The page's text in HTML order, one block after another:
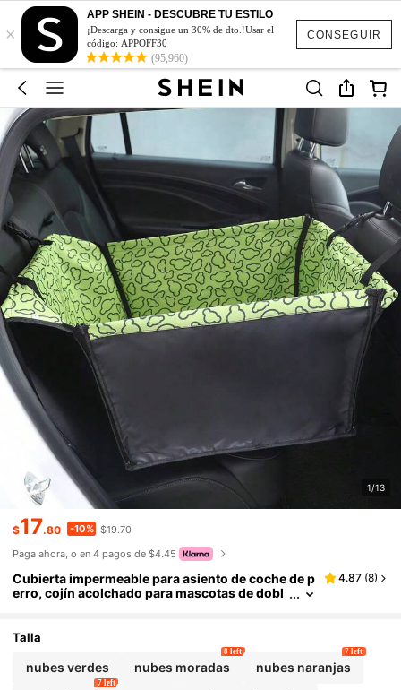
CONSEGUIR
×
APP SHEIN - DESCUBRE TU ESTILO
¡Descarga y consigue un 30% de dto.!Usar el
código: APPOFF30
(95,960)
1/13
$17.80 -10% $19.70
Paga ahora, o en 4 pagos de $4.45
Cubierta impermeable para asiento de coche de p
erro, cojín acolchado para mascotas de dobl
4.87 (8)
Talla
nubes verdes nubes moradas
8 left
nubes naranjas
7 left
7 left